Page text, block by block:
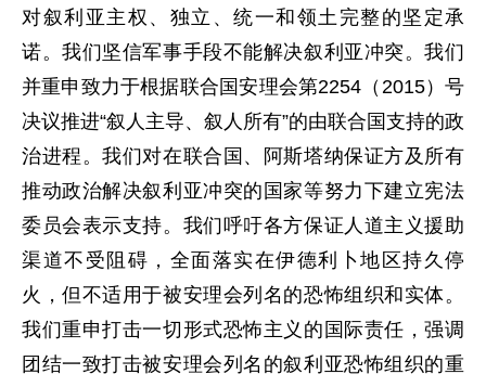
对叙利亚主权、独立、统一和领土完整的坚定承
诺。我们坚信军事手段不能解决叙利亚冲突。我们
并重申致力于根据联合国安理会第2254（2015）号
决议推进“叙人主导、叙人所有”的由联合国支持的政
治进程。我们对在联合国、阿斯塔纳保证方及所有
推动政治解决叙利亚冲突的国家等努力下建立宪法
委员会表示支持。我们呼吁各方保证人道主义援助
渠道不受阻碍，全面落实在伊德利卜地区持久停
火，但不适用于被安理会列名的恐怖组织和实体。
我们重申打击一切形式恐怖主义的国际责任，强调
团结一致打击被安理会列名的叙利亚恐怖组织的重